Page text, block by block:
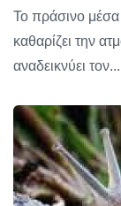
Το πράσινο μέσα
καθαρίζει την
αναδεικνύει τον...